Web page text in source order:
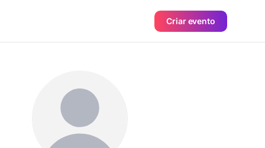
Criar evento